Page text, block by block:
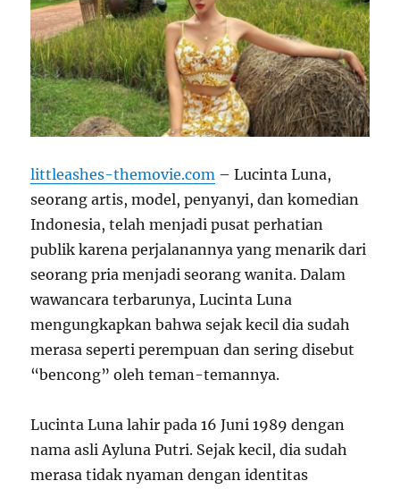
littleashes-themovie.com – Lucinta Luna,
seorang artis, model, penyanyi, dan komedian
Indonesia, telah menjadi pusat perhatian
publik karena perjalanannya yang menarik dari
seorang pria menjadi seorang wanita. Dalam
wawancara terbarunya, Lucinta Luna
mengungkapkan bahwa sejak kecil dia sudah
merasa seperti perempuan dan sering disebut
“bencong” oleh teman-temannya.
Lucinta Luna lahir pada 16 Juni 1989 dengan
nama asli Ayluna Putri. Sejak kecil, dia sudah
merasa tidak nyaman dengan identitas